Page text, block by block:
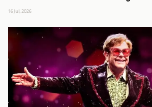
16 Jul, 2026